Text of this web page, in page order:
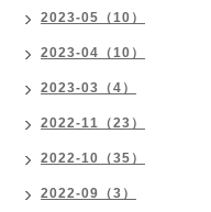
2023-05（10）
2023-04（10）
2023-03（4）
2022-11（23）
2022-10（35）
2022-09（3）